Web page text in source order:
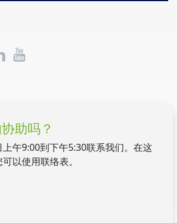
助吗？
午9:00到下午5:30联系我们。在这
以使用联络表。